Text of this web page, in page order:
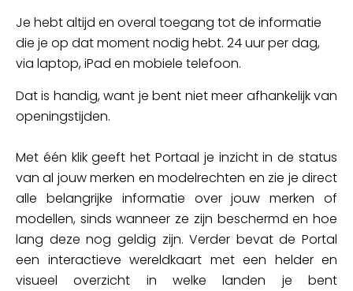
Je hebt altijd en overal toegang tot de informatie
die je op dat moment nodig hebt. 24 uur per dag,
via laptop, iPad en mobiele telefoon.
Dat is handig, want je bent niet meer afhankelijk van
openingstijden.
Met één klik geeft het Portaal je inzicht in de status
van al jouw merken en modelrechten en zie je direct
alle belangrijke informatie over jouw merken of
modellen, sinds wanneer ze zijn beschermd en hoe
lang deze nog geldig zijn. Verder bevat de Portal
een interactieve wereldkaart met een helder en
visueel overzicht in welke landen je bent